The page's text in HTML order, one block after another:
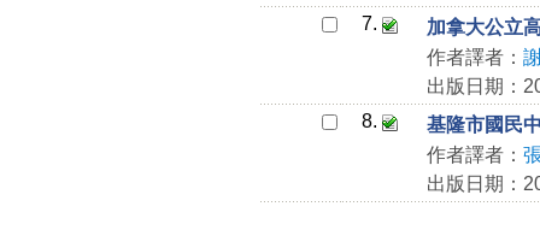
7.
加拿大公立
作者譯者：
出版日期：
8.
基隆市國民
作者譯者：
出版日期：